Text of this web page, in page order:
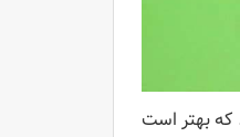
که بهتر است